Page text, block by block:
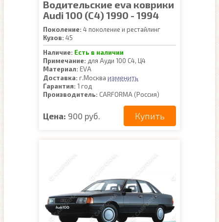
Водительские eva коврики
Audi 100 (C4) 1990 - 1994
Поколение: 4 поколение и рестайлинг
Кузов: 45
Наличие: Есть в наличии
Примечание: для Ауди 100 С4, Ц4
Материал: EVA
Доставка: г.Москва изменить
Гарантия: 1 год
Производитель: CARFORMA (Россия)
Цена: 900 руб. Купить